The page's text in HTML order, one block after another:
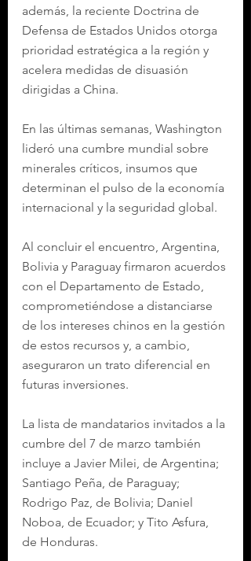
además, la reciente Doctrina de
Defensa de Estados Unidos otorga
prioridad estratégica a la región y
acelera medidas de disuasión
dirigidas a China.
En las últimas semanas, Washington
lideró una cumbre mundial sobre
minerales críticos, insumos que
determinan el pulso de la economía
internacional y la seguridad global.
Al concluir el encuentro, Argentina,
Bolivia y Paraguay firmaron acuerdos
con el Departamento de Estado,
comprometiéndose a distanciarse
de los intereses chinos en la gestión
de estos recursos y, a cambio,
aseguraron un trato diferencial en
futuras inversiones.
La lista de mandatarios invitados a la
cumbre del 7 de marzo también
incluye a Javier Milei, de Argentina;
Santiago Peña, de Paraguay;
Rodrigo Paz, de Bolivia; Daniel
Noboa, de Ecuador; y Tito Asfura,
de Honduras.